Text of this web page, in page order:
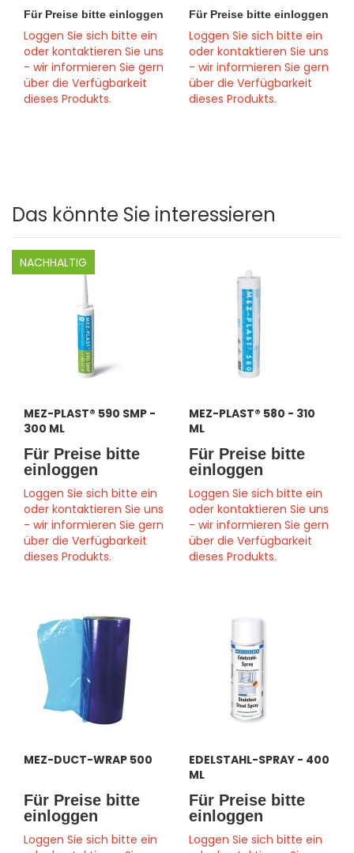
Für Preise bitte einloggen
Loggen Sie sich bitte ein
oder kontaktieren Sie uns
- wir informieren Sie gern
über die Verfügbarkeit
dieses Produkts.
Für Preise bitte einloggen
Loggen Sie sich bitte ein
oder kontaktieren Sie uns
- wir informieren Sie gern
über die Verfügbarkeit
dieses Produkts.
Das könnte Sie interessieren
NACHHALTIG
MEZ-PLAST® 590 SMP -
300 ML
Für Preise bitte
einloggen
Loggen Sie sich bitte ein
oder kontaktieren Sie uns
- wir informieren Sie gern
über die Verfügbarkeit
dieses Produkts.
MEZ-PLAST® 580 - 310
ML
Für Preise bitte
einloggen
Loggen Sie sich bitte ein
oder kontaktieren Sie uns
- wir informieren Sie gern
über die Verfügbarkeit
dieses Produkts.
MEZ-DUCT-WRAP 500
Für Preise bitte
einloggen
Loggen Sie sich bitte ein
EDELSTAHL-SPRAY - 400
ML
Für Preise bitte
einloggen
Loggen Sie sich bitte ein